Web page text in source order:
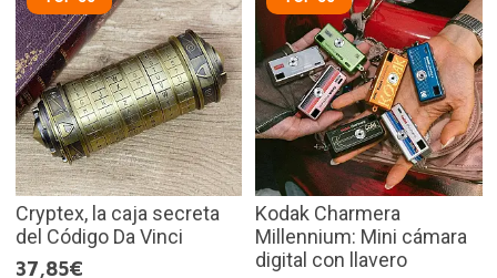
Cryptex, la caja secreta
del Código Da Vinci
37,85€
Kodak Charmera
Millennium: Mini cámara
digital con llavero